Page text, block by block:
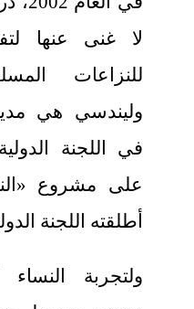
لا غنى عنها
للنزاعات
وليندسي هي
في اللجنة
على مشروع
أطلقته اللجنة
ولتجربة